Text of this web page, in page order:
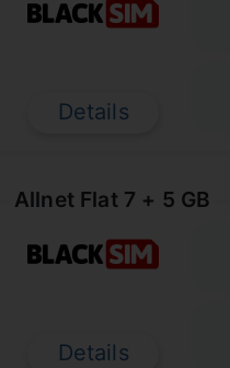
Details
Allnet Flat 7 + 5 GB
Details